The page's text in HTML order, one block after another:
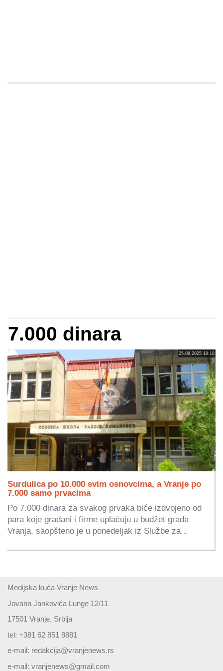
7.000 dinara
25.08.2025 18:18
Surdulica po 10.000 svim osnovcima, a Vranje po
7.000 samo prvacima
Po 7.000 dinara za svakog prvaka biće izdvojeno od
para koje građani i firme uplaćuju u budžet grada
Vranja, saopšteno je u ponedeljak iz Službe za...
Medijska kuća Vranje News
Jovana Jankovića Lunge 12/11
17501 Vranje, Srbija
tel: +381 62 851 8881
e-mail: redakcija@vranjenews.rs
e-mail: vranjenews@gmail.com